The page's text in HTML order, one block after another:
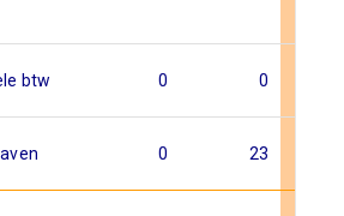
btw 0 0
0 23